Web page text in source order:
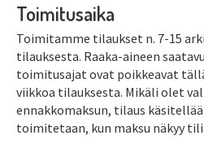
Toimitusaika
Toimitamme tilaukset n. 7-15
tilauksesta. Raaka-aineen
toimitusajat ovat poikkeavat
viikkoa tilauksesta. Mikäli olet
ennakkomaksun, tilaus
toimitetaan, kun maksu näkyy